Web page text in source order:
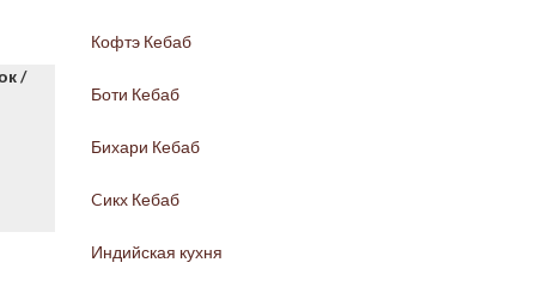
/
Кофтэ Кебаб
Боти Кебаб
Бихари Кебаб
Cикх Кебаб
Индийская кухня